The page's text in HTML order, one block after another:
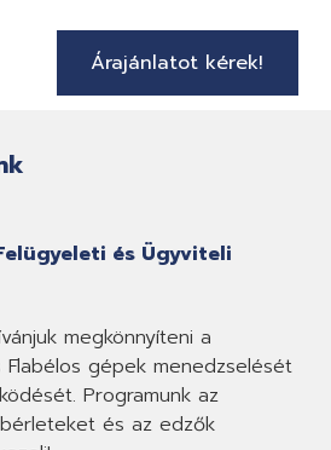
Árajánlatot kérek!
és Ügyviteli
megkönnyíteni a
gépek menedzselését
Programunk az
és az edzők